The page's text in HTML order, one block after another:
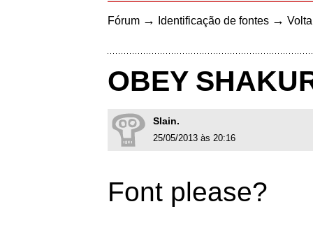
Fórum → Identificação de fontes →
OBEY
Slain.
25/05/2013 às 20:16
Font please?